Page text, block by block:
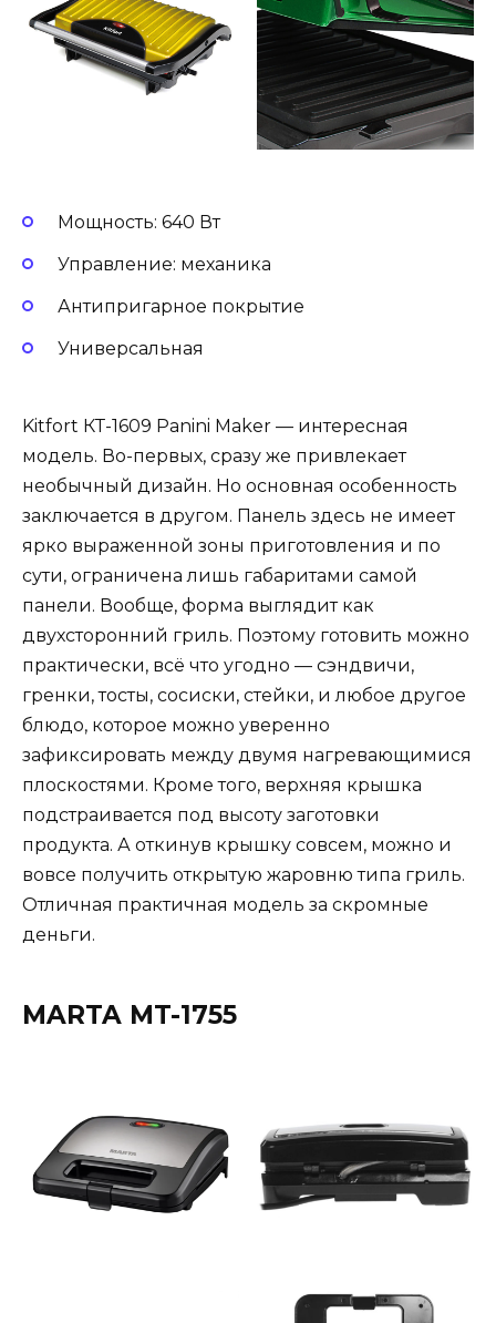
Мощность: 640 Вт
Управление: механика
Антипригарное покрытие
Универсальная
Kitfort КТ-1609 Panini Maker — интересная
модель. Во-первых, сразу же привлекает
необычный дизайн. Но основная особенность
заключается в другом. Панель здесь не имеет
ярко выраженной зоны приготовления и по
сути, ограничена лишь габаритами самой
панели. Вообще, форма выглядит как
двухсторонний гриль. Поэтому готовить можно
практически, всё что угодно — сэндвичи,
гренки, тосты, сосиски, стейки, и любое другое
блюдо, которое можно уверенно
зафиксировать между двумя нагревающимися
плоскостями. Кроме того, верхняя крышка
подстраивается под высоту заготовки
продукта. А откинув крышку совсем, можно и
вовсе получить открытую жаровню типа гриль.
Отличная практичная модель за скромные
деньги.
MARTA MT-1755